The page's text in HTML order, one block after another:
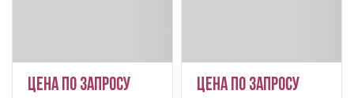
Цена по запросу Цена по запросу